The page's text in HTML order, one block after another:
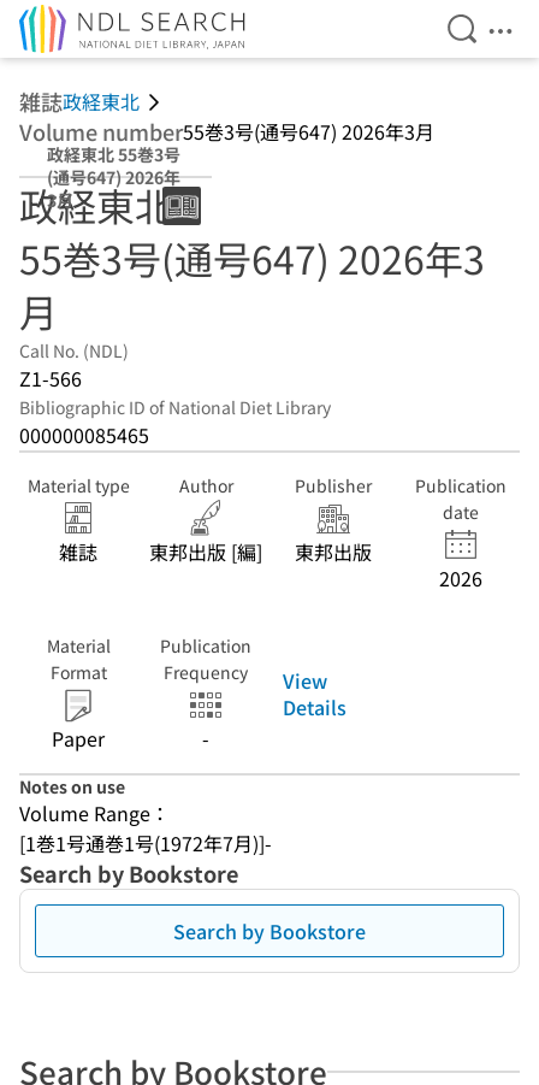
Open
雑誌政経東北
Volume number55巻3号(通号647) 2026年3月
政経東北 55巻3号
(通号647) 2026年
3月
政経東北
55巻3号(通号647) 2026年3
月
Call No. (NDL)
Z1-566
Bibliographic ID of National Diet Library
000000085465
Material type
雑誌
Author
東邦出版 [編]
Publisher
東邦出版
Publication
date
2026
Material
Format
Paper
Publication
Frequency
-
View
Details
Notes on use
Volume Range：
[1巻1号通巻1号(1972年7月)]-
Search by Bookstore
Search by Bookstore
Search by Bookstore